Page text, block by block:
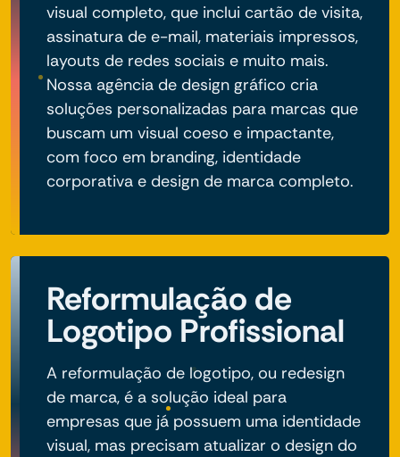
visual completo, que inclui cartão de visita,
assinatura de e-mail, materiais impressos,
layouts de redes sociais e muito mais.
Nossa agência de design gráfico cria
soluções personalizadas para marcas que
buscam um visual coeso e impactante,
com foco em branding, identidade
corporativa e design de marca completo.
Reformulação de
Logotipo Profissional
A reformulação de logotipo, ou redesign
de marca, é a solução ideal para
empresas que já possuem uma identidade
visual, mas precisam atualizar o design do